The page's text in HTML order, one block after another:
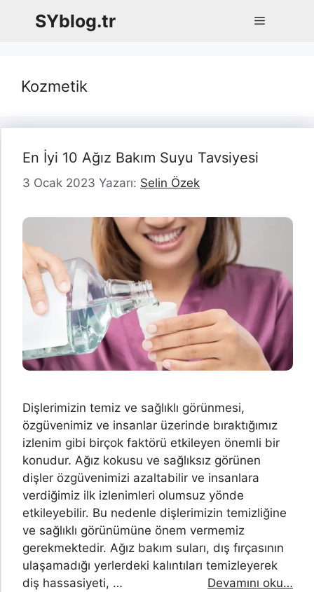
SYblog.tr Menü
Kozmetik
En İyi 10 Ağız Bakım Suyu Tavsiyesi
3 Ocak 2023 Yazarı: Selin Özek
Dişlerimizin temiz ve sağlıklı görünmesi,
özgüvenimiz ve insanlar üzerinde bıraktığımız
izlenim gibi birçok faktörü etkileyen önemli bir
konudur. Ağız kokusu ve sağlıksız görünen
dişler özgüvenimizi azaltabilir ve insanlara
verdiğimiz ilk izlenimleri olumsuz yönde
etkileyebilir. Bu nedenle dişlerimizin temizliğine
ve sağlıklı görünümüne önem vermemiz
gerekmektedir. Ağız bakım suları, dış fırçasının
ulaşamadığı yerlerdeki kalıntıları temizleyerek
diş hassasiyeti, …
Devamını oku…